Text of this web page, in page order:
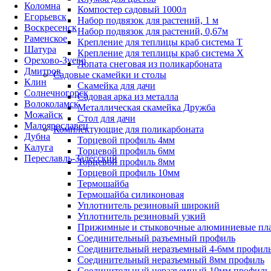
Коломна
Егорьевск
Воскресенск
Раменское
Шатура
Орехово-Зуево
Дмитров
Клин
Солнечногорск
Волоколамск
Можайск
Малоярославец
Дубна
Калуга
Переславль-Залесский
Компостер садовый 1000л
Набор подвязок для растений, 1 м
Набор подвязок для растений, 0,67м
Крепление для теплицы краб система Т
Крепление для теплицы краб система Х
Лопата снеговая из поликарбоната
Садовые скамейки и столы
Скамейка для дачи
Садовая арка из металла
Металлическая скамейка Дружба
Стол для дачи
Комплектующие для поликарбоната
Торцевой профиль 4мм
Торцевой профиль 6мм
Торцевой профиль 8мм
Торцевой профиль 10мм
Термошайба
Термошайба силиконовая
Уплотнитель резиновый широкий
Уплотнитель резиновый узкий
Прижимные и стыковочные алюминиевые
Соединительный разъемный профиль
Соединительный неразъемный 4-6мм
Соединительный неразъемный 8мм профиль